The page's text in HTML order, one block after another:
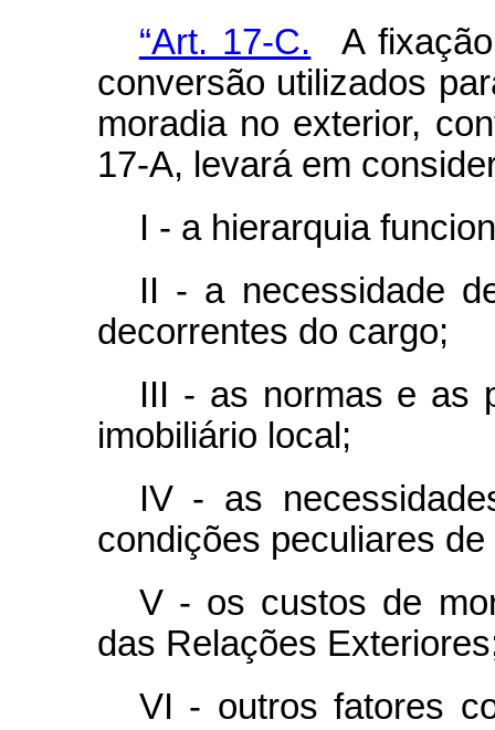
“Art. 17-C. A
conversão utilizados
moradia no exterior,
17-A, levará em
I - a hierarquia
II - a necessidade
decorrentes do cargo;
III - as normas e as
imobiliário local;
IV - as
condições peculiares
V - os custos de
das Relações
VI - outros fatores